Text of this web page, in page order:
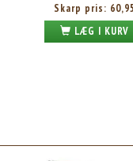
Skarp pris: 60,95
LÆG I KURV